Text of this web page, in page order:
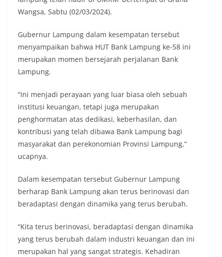
Wangsa, Sabtu (02/03/2024).
Gubernur Lampung dalam kesempatan tersebut
menyampaikan bahwa HUT Bank Lampung ke-58 ini
merupakan momen bersejarah perjalanan Bank
Lampung.
“Ini menjadi perayaan yang luar biasa oleh sebuah
institusi keuangan, tetapi juga merupakan
penghormatan atas dedikasi, keberhasilan, dan
kontribusi yang telah dibawa Bank Lampung bagi
masyarakat dan perekonomian Provinsi Lampung,”
ucapnya.
Dalam kesempatan tersebut Gubernur Lampung
berharap Bank Lampung akan terus berinovasi dan
beradaptasi dengan dinamika yang terus berubah.
“Kita terus berinovasi, beradaptasi dengan dinamika
yang terus berubah dalam industri keuangan dan ini
merupakan hal yang sangat strategis. Kehadiran